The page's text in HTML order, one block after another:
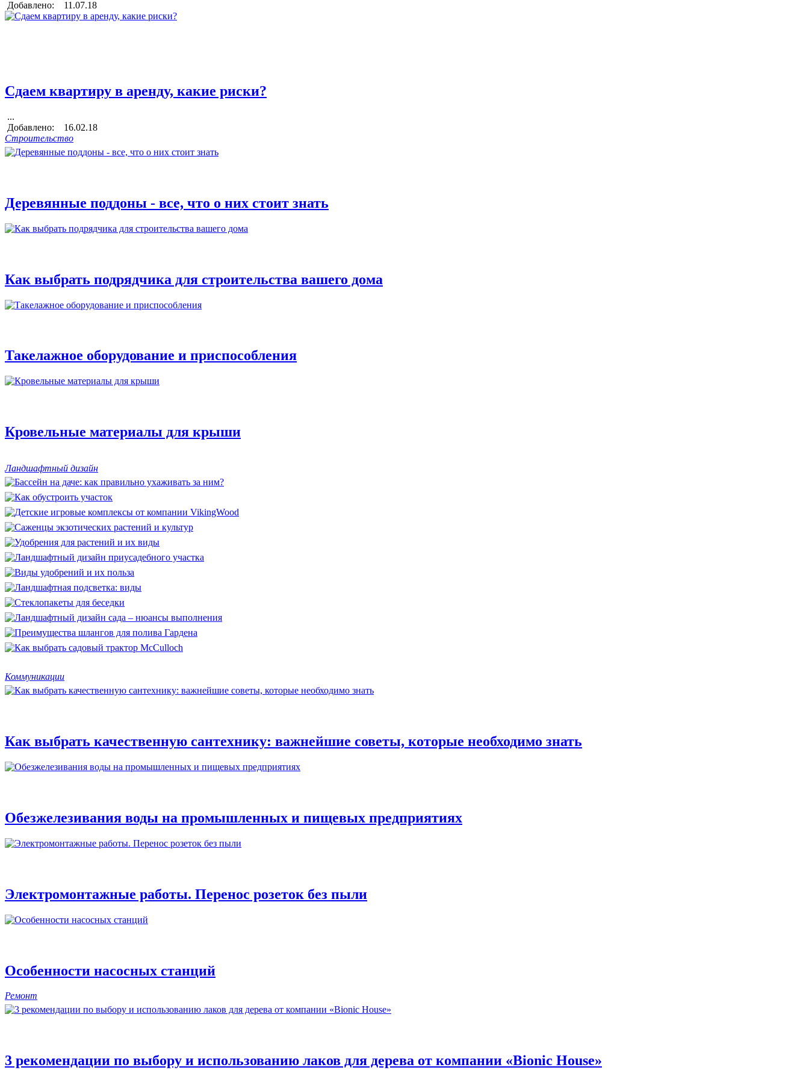
Добавлено: 11.07.18
Сдаем квартиру в аренду, какие риски?
...
Добавлено: 16.02.18
Строительство
Деревянные поддоны - все, что о них стоит знать
Как выбрать подрядчика для строительства вашего дома
Такелажное оборудование и приспособления
Кровельные материалы для крыши
Ландшафтный дизайн
Коммуникации
Как выбрать качественную сантехнику: важнейшие советы, которые необходимо знать
Обезжелезивания воды на промышленных и пищевых предприятиях
Электромонтажные работы. Перенос розеток без пыли
Особенности насосных станций
Ремонт
3 рекомендации по выбору и использованию лаков для дерева от компании «Bionic House»